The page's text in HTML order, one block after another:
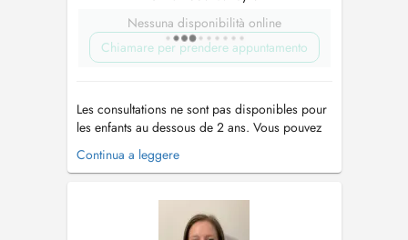
Nessuna disponibilità online
Chiamare per prendere appuntamento
Les consultations ne sont pas disponibles pour
les enfants au dessous de 2 ans. Vous pouvez
contacter le secrétariat au numéro 77 93 77 .
Veuillez noter que le cabinet médical se trouve
direction de Grevenmacher....
Continua a leggere